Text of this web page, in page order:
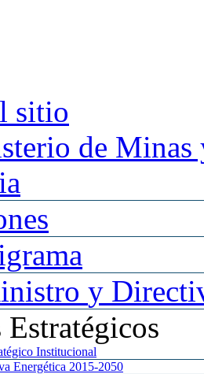
sitio
de Minas
y
Estratégicos
Institucional
Energética 2015-2050